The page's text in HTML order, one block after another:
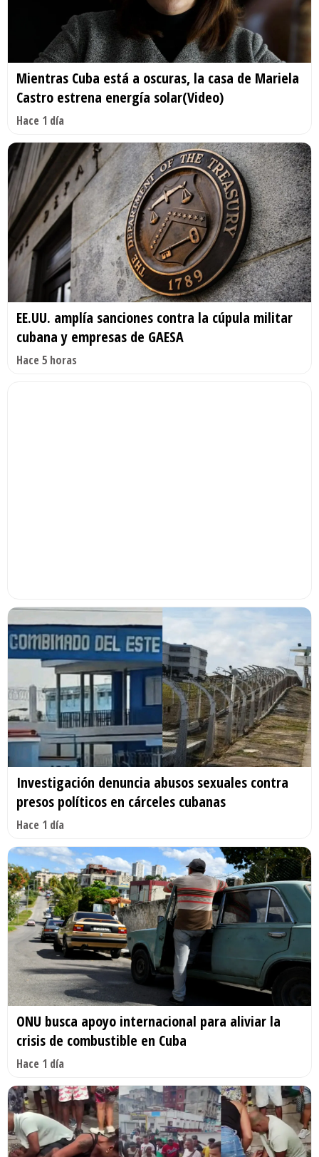
Mientras Cuba está a oscuras, la casa de Mariela
Castro estrena energía solar(Video)
Hace 1 día
EE.UU. amplía sanciones contra la cúpula militar
cubana y empresas de GAESA
Hace 5 horas
Investigación denuncia abusos sexuales contra
presos políticos en cárceles cubanas
Hace 1 día
ONU busca apoyo internacional para aliviar la
crisis de combustible en Cuba
Hace 1 día